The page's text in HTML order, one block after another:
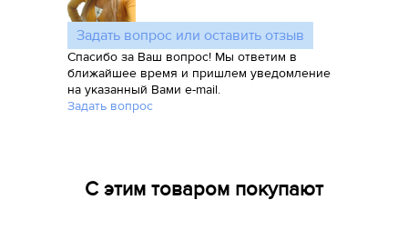
Задать вопрос или оставить отзыв
Спасибо за Ваш вопрос! Мы ответим в
ближайшее время и пришлем уведомление
на указанный Вами e-mail.
Задать вопрос
С этим товаром покупают